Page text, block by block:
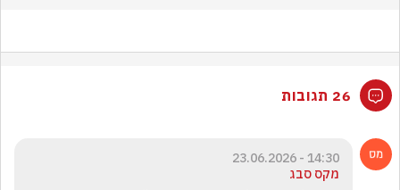
26 תגובות
14:30 - 23.06.2026
מקס סבג